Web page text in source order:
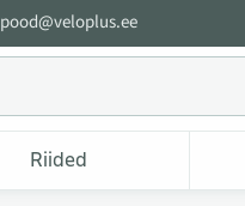
pood@veloplus.ee
Riided